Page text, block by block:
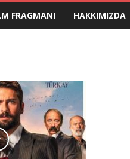
FRAGMANI HAKKIMIZDA